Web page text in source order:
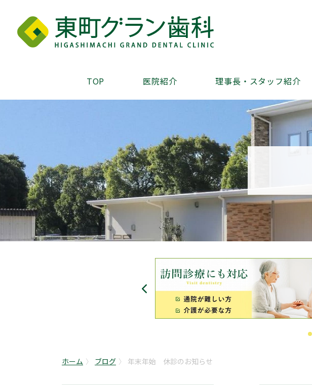
TOP 医院紹介 理事長・スタッフ紹介
ホーム ブログ 年末年始 休診のお知らせ